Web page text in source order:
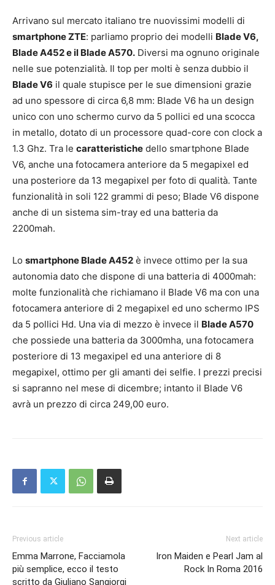
Arrivano sul mercato italiano tre nuovissimi modelli di
smartphone ZTE: parliamo proprio dei modelli Blade V6,
Blade A452 e il Blade A570. Diversi ma ognuno originale
nelle sue potenzialità. Il top per molti è senza dubbio il
Blade V6 il quale stupisce per le sue dimensioni grazie
ad uno spessore di circa 6,8 mm: Blade V6 ha un design
unico con uno schermo curvo da 5 pollici ed una scocca
in metallo, dotato di un processore quad-core con clock a
1.3 Ghz. Tra le caratteristiche dello smartphone Blade
V6, anche una fotocamera anteriore da 5 megapixel ed
una posteriore da 13 megapixel per foto di qualità. Tante
funzionalità in soli 122 grammi di peso; Blade V6 dispone
anche di un sistema sim-tray ed una batteria da
2200mah.
Lo smartphone Blade A452 è invece ottimo per la sua
autonomia dato che dispone di una batteria di 4000mah:
molte funzionalità che richiamano il Blade V6 ma con una
fotocamera anteriore di 2 megapixel ed uno schermo IPS
da 5 pollici Hd. Una via di mezzo è invece il Blade A570
che possiede una batteria da 3000mha, una fotocamera
posteriore di 13 megaxipel ed una anteriore di 8
megapixel, ottimo per gli amanti dei selfie. I prezzi precisi
si sapranno nel mese di dicembre; intanto il Blade V6
avrà un prezzo di circa 249,00 euro.
Previous article
Emma Marrone, Facciamola
più semplice, ecco il testo
scritto da Giuliano Sangiorgi
Next article
Iron Maiden e Pearl Jam al
Rock In Roma 2016